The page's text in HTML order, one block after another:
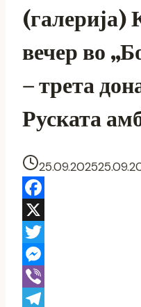
(галерија)
вечер во
– трета
Руската
25.09.2025
Facebook
X
Twitter
Messenger
Viber